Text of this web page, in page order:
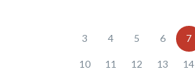
3 4 5 6 7
10 11 12 13 14